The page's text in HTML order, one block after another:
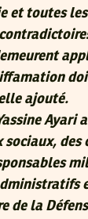
et toutes les
ajouté.
Ayari
sociaux, des
de la